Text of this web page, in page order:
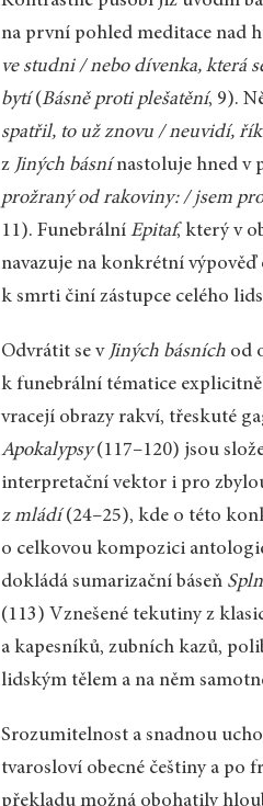
na první pohled meditace nad
ve studni / nebo dívenka, která
bytí(Básně proti plešatění, 9).
spatřil, to už znovu / neuvidí,
z Jiných básnínastoluje hned v
prožraný od rakoviny: / jsem
11). FunebrálníEpitaf, který v
navazuje na konkrétní
k smrti činí zástupce celého
Odvrátit se v Jiných básních od
k funebrální tématice
vracejí obrazy rakví, třeskuté
Apokalypsy(117–120) jsou
interpretační vektor i pro
z mládí(24–25), kde o této
o celkovou kompozici
dokládá sumarizační báseň
(113) Vznešené tekutiny z
a kapesníků, zubních kazů,
lidským tělem a na něm
Srozumitelnost a snadnou
tvarosloví obecné češtiny a po
překladu možná obohatily